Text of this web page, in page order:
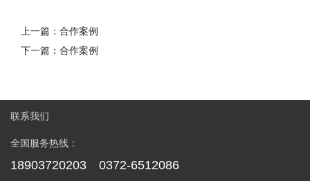
上一篇： 合作案例
下一篇： 合作案例
联系我们
全国服务热线：
18903720203 0372-6512086